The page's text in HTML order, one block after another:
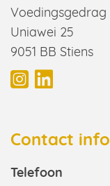
Voedingsgedrag
Uniawei 25
9051 BB Stiens
Contact info
Telefoon